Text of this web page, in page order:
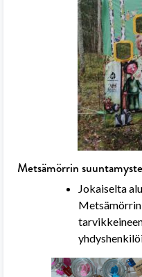
Metsämörrin
Jokaiselta